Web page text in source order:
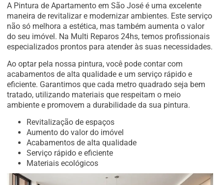
A Pintura de Apartamento em São José é uma excelente
maneira de revitalizar e modernizar ambientes. Este serviço
não só melhora a estética, mas também aumenta o valor
do seu imóvel. Na Multi Reparos 24hs, temos profissionais
especializados prontos para atender às suas necessidades.
Ao optar pela nossa pintura, você pode contar com
acabamentos de alta qualidade e um serviço rápido e
eficiente. Garantimos que cada metro quadrado seja bem
tratado, utilizando materiais que respeitam o meio
ambiente e promovem a durabilidade da sua pintura.
Revitalização de espaços
Aumento do valor do imóvel
Acabamentos de alta qualidade
Serviço rápido e eficiente
Materiais ecológicos